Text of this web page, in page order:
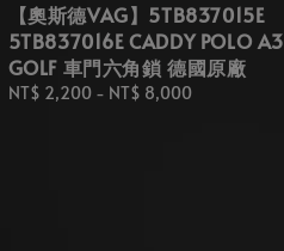
【奧斯德VAG】5TB837015E
5TB837016E CADDY POLO A3
GOLF 車門六角鎖 德國原廠
Regular
NT$ 2,200- NT$ 8,000